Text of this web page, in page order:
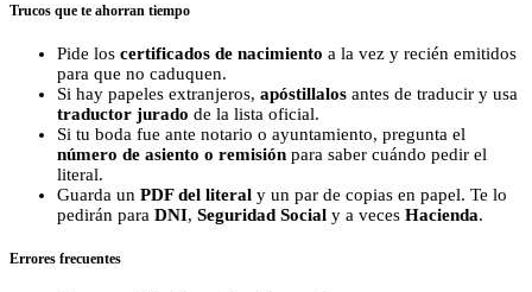
Trucos que te ahorran tiempo
Pide los certificados de nacimiento a la vez y recién emitidos
para que no caduquen.
Si hay papeles extranjeros, apóstillalos antes de traducir y usa
traductor jurado de la lista oficial.
Si tu boda fue ante notario o ayuntamiento, pregunta el
número de asiento o remisión para saber cuándo pedir el
literal.
Guarda un PDF del literal y un par de copias en papel. Te lo
pedirán para DNI, Seguridad Social y a veces Hacienda.
Errores frecuentes